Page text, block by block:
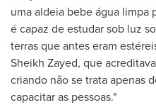
uma aldeia bebe água limpa
é capaz de estudar sob luz
terras que antes eram
Sheikh Zayed, que
criando não se trata apenas
capacitar as pessoas."